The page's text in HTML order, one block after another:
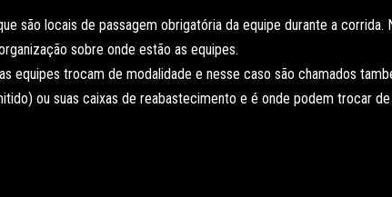
são locais de passagem obrigatória da equipe durante a corrida.
sobre onde estão as equipes.
equipes trocam de modalidade e nesse caso são chamados
ou suas caixas de reabastecimento e é onde podem trocar